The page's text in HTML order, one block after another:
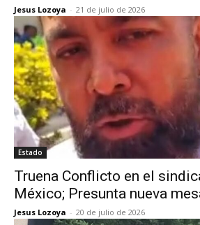
Jesus Lozoya - 21 de julio de 2026
Estado
Truena Conflicto en el
México; Presunta nueva
Jesus Lozoya - 20 de julio de 2026